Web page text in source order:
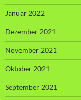
Januar 2022
Dezember 2021
November 2021
Oktober 2021
September 2021